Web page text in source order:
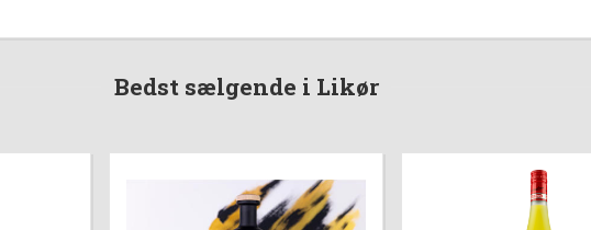
Bedst sælgende i Likør